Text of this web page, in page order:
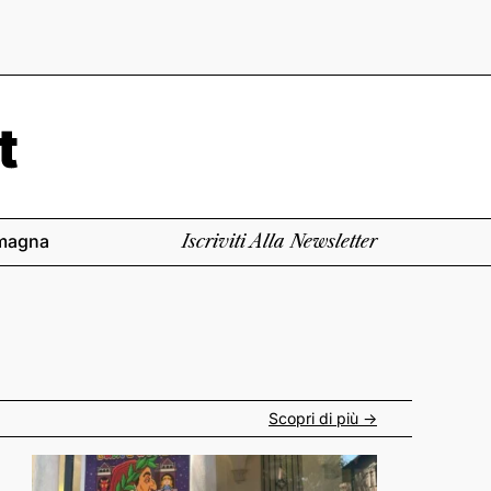
Iscriviti Alla Newsletter
Scopri di più ->